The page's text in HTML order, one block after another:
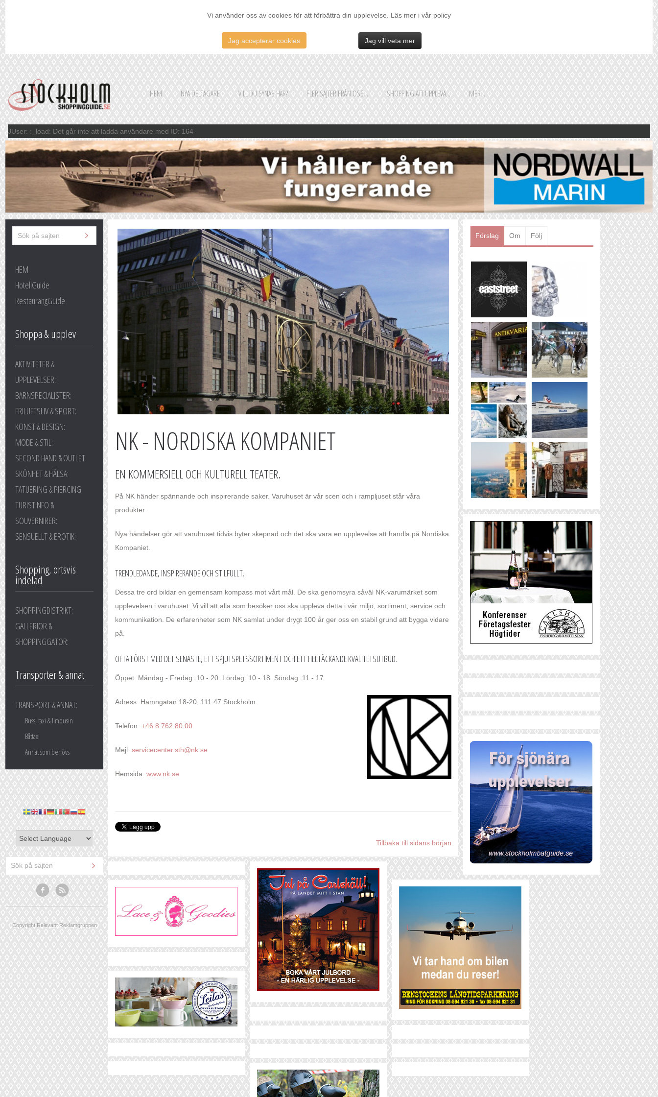
Vi använder oss av cookies för att förbättra din upplevelse. Läs mer i vår policy
Jag accepterar cookies Jag vill veta mer
HEM NYA DELTAGARE VILL DU SYNAS HÄR? FLER SAJTER FRÅN OSS... SHOPPING ATT UPPLEVA... MER...
JUser: :_load: Det går inte att ladda användare med ID: 164
HEM
HotellGuide
RestaurangGuide
Shoppa & upplev
AKTIVITETER &
UPPLEVELSER:
BARNSPECIALISTER:
FRILUFTSLIV & SPORT:
KONST & DESIGN:
MODE & STIL:
SECOND HAND & OUTLET:
SKÖNHET & HÄLSA:
TATUERING & PIERCING:
TURISTINFO &
SOUVERNIRER:
SENSUELLT & EROTIK:
Shopping, ortsvis
indelad
SHOPPINGDISTRIKT:
GALLERIOR &
SHOPPINGGATOR:
Transporter & annat
TRANSPORT & ANNAT:
Buss, taxi & limousin
Båttaxi
Annat som behövs
Copyright Relevant Reklamgruppen
NK - NORDISKA KOMPANIET
EN KOMMERSIELL OCH KULTURELL TEATER.
På NK händer spännande och inspirerande saker. Varuhuset är vår scen och i rampljuset står våra
produkter.
Nya händelser gör att varuhuset tidvis byter skepnad och det ska vara en upplevelse att handla på Nordiska
Kompaniet.
TRENDLEDANDE, INSPIRERANDE OCH STILFULLT.
Dessa tre ord bildar en gemensam kompass mot vårt mål. De ska genomsyra såväl NK-varumärket som
upplevelsen i varuhuset. Vi vill att alla som besöker oss ska uppleva detta i vår miljö, sortiment, service och
kommunikation. De erfarenheter som NK samlat under drygt 100 år ger oss en stabil grund att bygga vidare
på.
OFTA FÖRST MED DET SENASTE, ETT SPJUTSPETSSORTIMENT OCH ETT HELTÄCKANDE KVALITETSUTBUD.
Öppet: Måndag - Fredag: 10 - 20. Lördag: 10 - 18. Söndag: 11 - 17.
Adress: Hamngatan 18-20, 111 47 Stockholm.
Telefon: +46 8 762 80 00
Mejl: servicecenter.sth@nk.se
Hemsida: www.nk.se
Tillbaka till sidans början
Förslag Om Följ
Shoppingguiden är främst
framtagen för vår huvudstads
besökare